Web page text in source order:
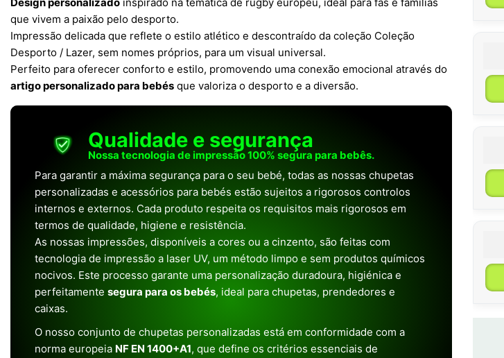
que vivem a paixão pelo desporto.
Impressão delicada que reflete o estilo atlético e descontraído da coleção Coleção
Desporto / Lazer, sem nomes próprios, para um visual universal.
Perfeito para oferecer conforto e estilo, promovendo uma conexão emocional através do
artigo personalizado para bebés que valoriza o desporto e a diversão.
Qualidade e segurança
Nossa tecnologia de impressão 100% segura para bebês.
Para garantir a máxima segurança para o seu bebé, todas as nossas chupetas
personalizadas e acessórios para bebés estão sujeitos a rigorosos controlos
internos e externos. Cada produto respeita os requisitos mais rigorosos em
termos de qualidade, higiene e resistência.
As nossas impressões, disponíveis a cores ou a cinzento, são feitas com
tecnologia de impressão a laser UV, um método limpo e sem produtos químicos
nocivos. Este processo garante uma personalização duradoura, higiénica e
perfeitamente segura para os bebés, ideal para chupetas, prendedores e
caixas.
O nosso conjunto de chupetas personalizadas está em conformidade com a
norma europeia NF EN 1400+A1, que define os critérios essenciais de